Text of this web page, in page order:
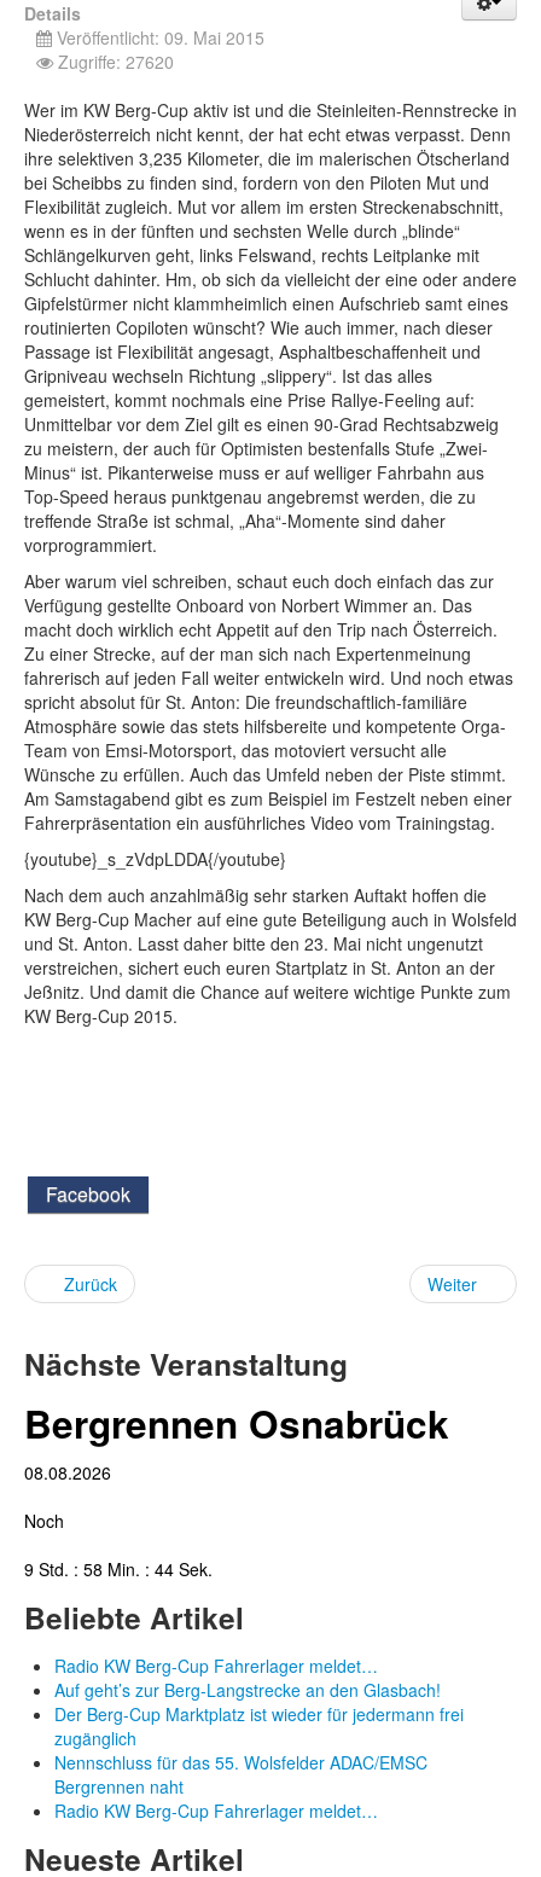
Details
Veröffentlicht: 09. Mai 2015
Zugriffe: 27620
Wer im KW Berg-Cup aktiv ist und die Steinleiten-Rennstrecke in
Niederösterreich nicht kennt, der hat echt etwas verpasst. Denn
ihre selektiven 3,235 Kilometer, die im malerischen Ötscherland
bei Scheibbs zu finden sind, fordern von den Piloten Mut und
Flexibilität zugleich. Mut vor allem im ersten Streckenabschnitt,
wenn es in der fünften und sechsten Welle durch „blinde“
Schlängelkurven geht, links Felswand, rechts Leitplanke mit
Schlucht dahinter. Hm, ob sich da vielleicht der eine oder andere
Gipfelstürmer nicht klammheimlich einen Aufschrieb samt eines
routinierten Copiloten wünscht? Wie auch immer, nach dieser
Passage ist Flexibilität angesagt, Asphaltbeschaffenheit und
Gripniveau wechseln Richtung „slippery“. Ist das alles
gemeistert, kommt nochmals eine Prise Rallye-Feeling auf:
Unmittelbar vor dem Ziel gilt es einen 90-Grad Rechtsabzweig
zu meistern, der auch für Optimisten bestenfalls Stufe „Zwei-
Minus“ ist. Pikanterweise muss er auf welliger Fahrbahn aus
Top-Speed heraus punktgenau angebremst werden, die zu
treffende Straße ist schmal, „Aha“-Momente sind daher
vorprogrammiert.
Aber warum viel schreiben, schaut euch doch einfach das zur
Verfügung gestellte Onboard von Norbert Wimmer an. Das
macht doch wirklich echt Appetit auf den Trip nach Österreich.
Zu einer Strecke, auf der man sich nach Expertenmeinung
fahrerisch auf jeden Fall weiter entwickeln wird. Und noch etwas
spricht absolut für St. Anton: Die freundschaftlich-familiäre
Atmosphäre sowie das stets hilfsbereite und kompetente Orga-
Team von Emsi-Motorsport, das motoviert versucht alle
Wünsche zu erfüllen. Auch das Umfeld neben der Piste stimmt.
Am Samstagabend gibt es zum Beispiel im Festzelt neben einer
Fahrerpräsentation ein ausführliches Video vom Trainingstag.
{youtube}_s_zVdpLDDA{/youtube}
Nach dem auch anzahlmäßig sehr starken Auftakt hoffen die
KW Berg-Cup Macher auf eine gute Beteiligung auch in Wolsfeld
und St. Anton. Lasst daher bitte den 23. Mai nicht ungenutzt
verstreichen, sichert euch euren Startplatz in St. Anton an der
Jeßnitz. Und damit die Chance auf weitere wichtige Punkte zum
KW Berg-Cup 2015.
Facebook
Zurück Weiter
Nächste Veranstaltung
Bergrennen Osnabrück
08.08.2026
Noch
9 Std. : 58 Min. : 43 Sek.
Beliebte Artikel
Radio KW Berg-Cup Fahrerlager meldet…
Auf geht’s zur Berg-Langstrecke an den Glasbach!
Der Berg-Cup Marktplatz ist wieder für jedermann frei
zugänglich
Nennschluss für das 55. Wolsfelder ADAC/EMSC
Bergrennen naht
Radio KW Berg-Cup Fahrerlager meldet…
Neueste Artikel